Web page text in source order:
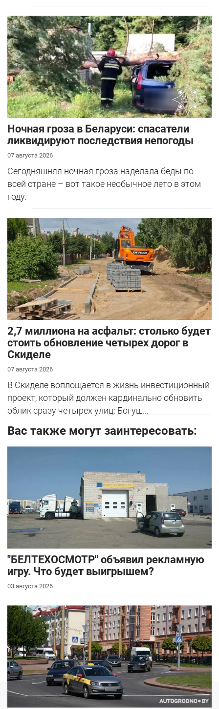
Ночная гроза в Беларуси: спасатели
ликвидируют последствия непогоды
07 августа 2026
Сегодняшняя ночная гроза наделала беды по
всей стране – вот такое необычное лето в этом
году.
2,7 миллиона на асфальт: столько будет
стоить обновление четырех дорог в
Скиделе
07 августа 2026
В Скиделе воплощается в жизнь инвестиционный
проект, который должен кардинально обновить
облик сразу четырех улиц: Богуш...
Вас также могут заинтересовать:
"БЕЛТЕХОСМОТР" объявил рекламную
игру. Что будет выигрышем?
03 августа 2026
Новости Услуги Авторынок